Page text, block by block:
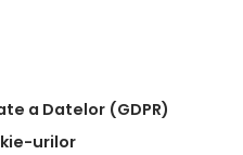
a Datelor (GDPR)
urilor